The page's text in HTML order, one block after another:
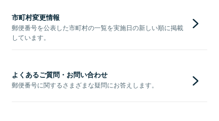
市町村変更情報
郵便番号を公表した市町村の一覧を実施日の新しい順に掲載
しています。
よくあるご質問・お問い合わせ
郵便番号に関するさまざまな疑問にお答えします。